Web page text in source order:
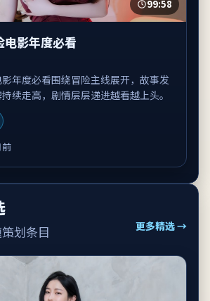
99:58
电影年度必看
年度必看围绕冒险主线展开，故事发
续走高，剧情层层递进越看越上头。
划条目 更多精选 →